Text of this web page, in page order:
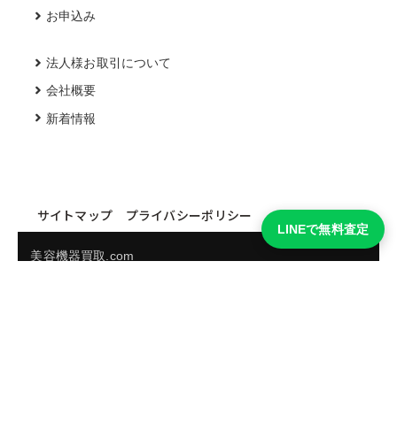
お申込み
法人様お取引について
会社概要
新着情報
サイトマップ プライバシーポリシー
美容機器買取.com
LINEで無料査定